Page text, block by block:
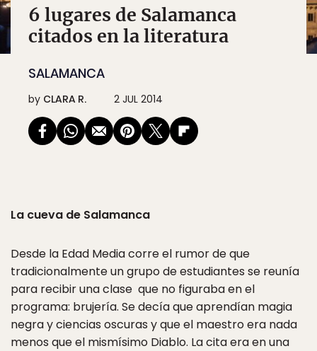
6 lugares de Salamanca
citados en la literatura
SALAMANCA
by CLARA R. 2 JUL 2014
La cueva de Salamanca
Desde la Edad Media corre el rumor de que
tradicionalmente un grupo de estudiantes se reunía
para recibir una clase que no figuraba en el
programa: brujería. Se decía que aprendían magia
negra y ciencias oscuras y que el maestro era nada
menos que el mismísimo Diablo. La cita era en una